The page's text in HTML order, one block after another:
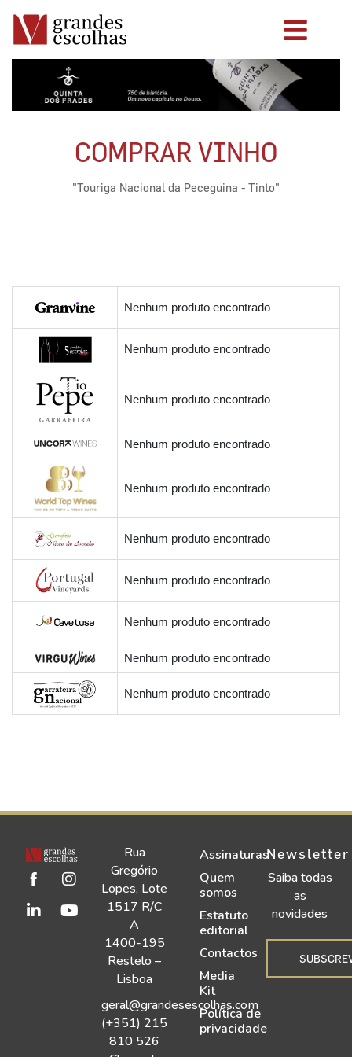
COMPRAR VINHO
"Touriga Nacional da Peceguina - Tinto"
Nenhum produto encontrado
Nenhum produto encontrado
Nenhum produto encontrado
Nenhum produto encontrado
Nenhum produto encontrado
Nenhum produto encontrado
Nenhum produto encontrado
Nenhum produto encontrado
Nenhum produto encontrado
Nenhum produto encontrado
Rua
Gregório
Lopes, Lote
1517 R/C
A
1400-195
Restelo –
Lisboa
geral@grandesescolhas.com
(+351) 215
810 526
Assinaturas
Quem
somos
Estatuto
editorial
Contactos
Media
Kit
Política de
privacidade
Newsletter
Saiba todas
as
novidades